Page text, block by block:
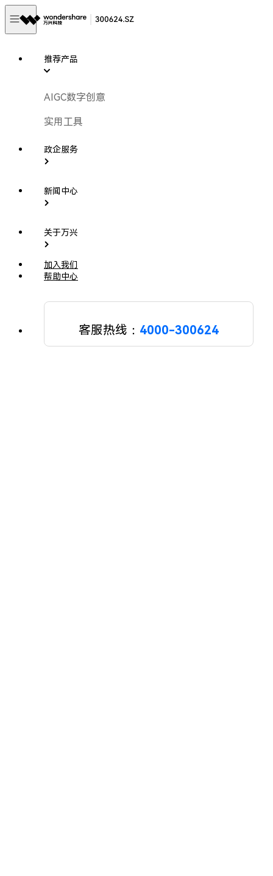
推荐产品
AIGC数字创意
实用工具
政企服务
新闻中心
关于万兴
加入我们
帮助中心
客服热线： 4000-300624